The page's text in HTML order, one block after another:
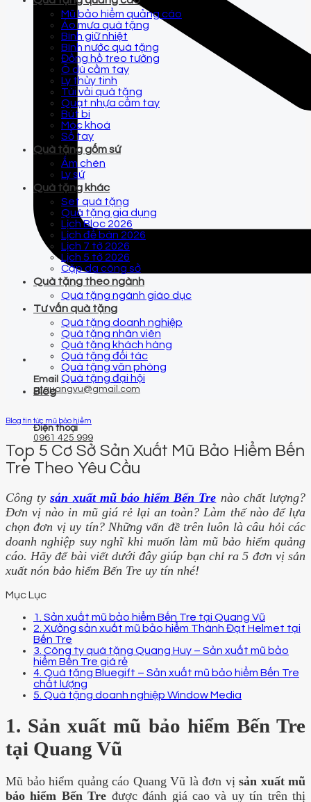
Email
qtquangvu@gmail.com
Điện thoại
0961 425 999
Mũ bảo hiểm quảng cáo
Áo mưa quà tặng
Bình giữ nhiệt
Bình nước quà tặng
Đồng hồ treo tường
Ô dù cầm tay
Ly thủy tinh
Túi vải quà tặng
Quạt nhựa cầm tay
Bút bi
Móc khoá
Sổ tay
Quà tặng gốm sứ
Ấm chén
Ly sứ
Quà tặng khác
Set quà tặng
Quà tặng gia dụng
Lịch Bloc 2026
Lịch để bàn 2026
Lịch 7 tờ 2026
Lịch 5 tờ 2026
Cặp da công sở
Quà tặng theo ngành
Quà tặng ngành giáo dục
Tư vấn quà tặng
Quà tặng doanh nghiệp
Quà tặng nhân viên
Quà tặng khách hàng
Quà tặng đối tác
Quà tặng văn phòng
Quà tặng đại hội
Blog
Blog tin tức mũ bảo hiểm
Top 5 Cơ Sở Sản Xuất Mũ Bảo Hiểm Bến
Tre Theo Yêu Cầu
Công tysản xuất mũ bảo hiểm Bến Tre nào chất lượng?
Đơn vị nào in mũ giá rẻ lại an toàn? Làm thế nào để lựa
chọn đơn vị uy tín? Những vấn đề trên luôn là câu hỏi các
doanh nghiệp suy nghĩ khi muốn làm mũ bảo hiểm quảng
cáo. Hãy để bài viết dưới đây giúp bạn chỉ ra 5 đơn vị sản
xuất nón bảo hiểm Bến Tre uy tín nhé!
Mục Lục
1. Sản xuất mũ bảo hiểm Bến Tre tại Quang Vũ
2. Xưởng sản xuất mũ bảo hiểm Thành Đạt Helmet tại
Bến Tre
3. Công ty quà tặng Quang Huy – Sản xuất mũ bảo
hiểm Bến Tre giá rẻ
4. Quà tặng Bluegift – Sản xuất mũ bảo hiểm Bến Tre
chất lượng
5. Quà tặng doanh nghiệp Window Media
1. Sản xuất mũ bảo hiểm Bến Tre
tại Quang Vũ
Mũ bảo hiểm quảng cáo Quang Vũ là đơn vị sản xuất mũ
bảo hiểm Bến Tre được đánh giá cao và uy tín trên thị